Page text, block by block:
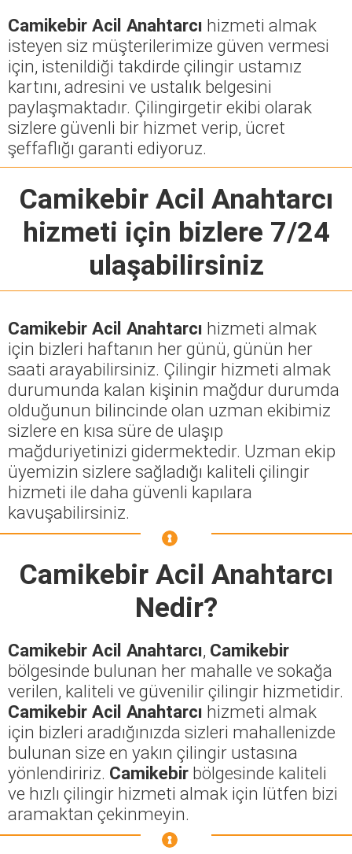
Camikebir Acil Anahtarcı hizmeti almak
isteyen siz müşterilerimize güven vermesi
için, istenildiği takdirde çilingir ustamız
kartını, adresini ve ustalık belgesini
paylaşmaktadır. Çilingirgetir ekibi olarak
sizlere güvenli bir hizmet verip, ücret
şeffaflığı garanti ediyoruz.
Camikebir Acil Anahtarcı
hizmeti için bizlere 7/24
ulaşabilirsiniz
Camikebir Acil Anahtarcı hizmeti almak
için bizleri haftanın her günü, günün her
saati arayabilirsiniz. Çilingir hizmeti almak
durumunda kalan kişinin mağdur durumda
olduğunun bilincinde olan uzman ekibimiz
sizlere en kısa süre de ulaşıp
mağduriyetinizi gidermektedir. Uzman ekip
üyemizin sizlere sağladığı kaliteli çilingir
hizmeti ile daha güvenli kapılara
kavuşabilirsiniz.
Camikebir Acil Anahtarcı
Nedir?
Camikebir Acil Anahtarcı, Camikebir
bölgesinde bulunan her mahalle ve sokağa
verilen, kaliteli ve güvenilir çilingir hizmetidir.
Camikebir Acil Anahtarcı hizmeti almak
için bizleri aradığınızda sizleri mahallenizde
bulunan size en yakın çilingir ustasına
yönlendiririz. Camikebir bölgesinde kaliteli
ve hızlı çilingir hizmeti almak için lütfen bizi
aramaktan çekinmeyin.